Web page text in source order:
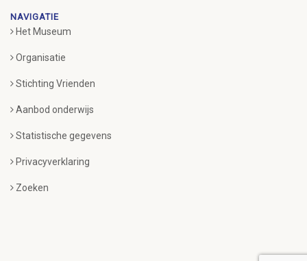
NAVIGATIE
Het Museum
Organisatie
Stichting Vrienden
Aanbod onderwijs
Statistische gegevens
Privacyverklaring
Zoeken